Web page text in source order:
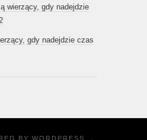
wierzący, gdy nadejdzie
gdy nadejdzie czas
BY WORDPRESS ·